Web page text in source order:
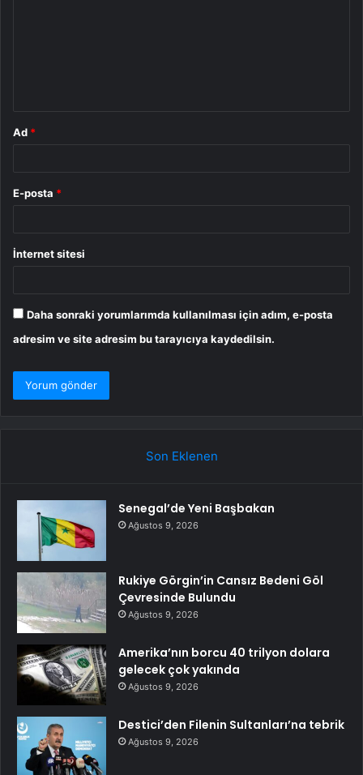
Ad *
E-posta *
İnternet sitesi
Daha sonraki yorumlarımda kullanılması için adım, e-posta
adresim ve site adresim bu tarayıcıya kaydedilsin.
Son Eklenen
Senegal’de Yeni Başbakan
Ağustos 9, 2026
Rukiye Görgin’in Cansız Bedeni Göl
Çevresinde Bulundu
Ağustos 9, 2026
Amerika’nın borcu 40 trilyon dolara
gelecek çok yakında
Ağustos 9, 2026
Destici’den Filenin Sultanları’na tebrik
Ağustos 9, 2026